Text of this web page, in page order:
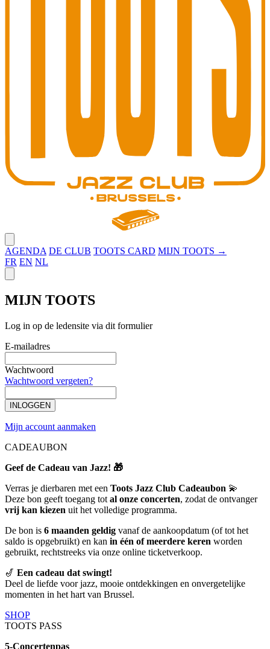
AGENDA DE CLUB TOOTS CARD MIJN TOOTS →
FR EN NL
MIJN TOOTS
Log in op de ledensite via dit formulier
E-mailadres
Wachtwoord
Wachtwoord vergeten?
INLOGGEN
Mijn account aanmaken
CADEAUBON
Geef de Cadeau van Jazz! 🎁
Verras je dierbaren met een Toots Jazz Club Cadeaubon 💫
Deze bon geeft toegang tot al onze concerten, zodat de ontvanger
vrij kan kiezen uit het volledige programma.
De bon is 6 maanden geldig vanaf de aankoopdatum (of tot het
saldo is opgebruikt) en kan in één of meerdere keren worden
gebruikt, rechtstreeks via onze online ticketverkoop.
🎷 Een cadeau dat swingt!
Deel de liefde voor jazz, mooie ontdekkingen en onvergetelijke
momenten in het hart van Brussel.
SHOP
TOOTS PASS
5-Concertenpas